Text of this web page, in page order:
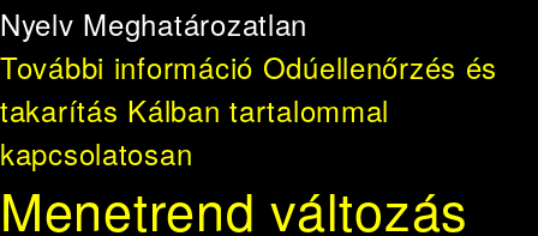
Nyelv Meghatározatlan
További információ Odúellenőrzés és
takarítás Kálban tartalommal
kapcsolatosan
Menetrend változás